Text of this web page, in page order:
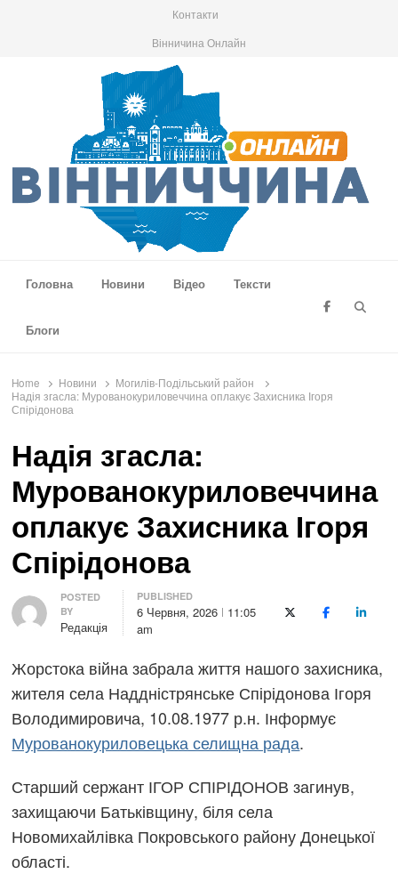
Контакти
Вінничина Онлайн
Головна
Новини Відео Тексти
Блоги
Home Новини
Могилів-Подільський район
Надія згасла: Мурованокуриловеччина оплакує Захисника Ігоря
Спірідонова
Надія згасла:
Мурованокуриловеччина
оплакує Захисника Ігоря
Спірідонова
Author
POSTED
BY
Редакція
PUBLISHED
6 Червня, 2026
11:05
am
X (Twitter)Facebook
Жорстока війна забрала життя нашого захисника,
жителя села Наддністрянське Спірідонова Ігоря
Володимировича, 10.08.1977 р.н. Інформує
Мурованокуриловецька селищна рада.
Старший сержант ІГОР СПІРІДОНОВ загинув,
захищаючи Батьківщину, біля села
Новомихайлівка Покровського району Донецької
області.